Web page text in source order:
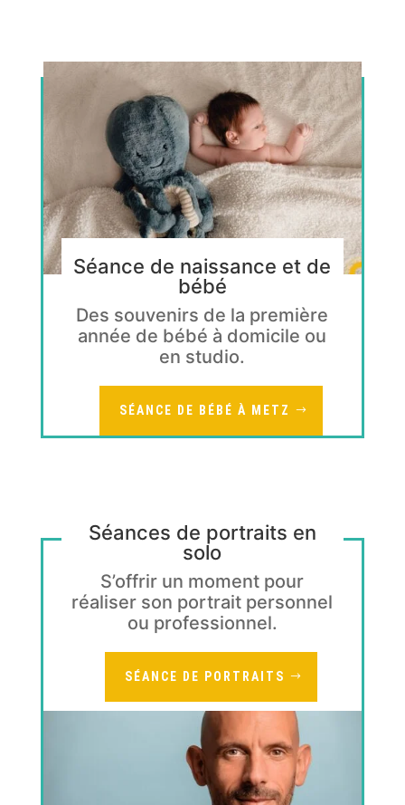
Séance de naissance et de
bébé
Des souvenirs de la première
année de bébé à domicile ou
en studio.
SÉANCE DE BÉBÉ À METZ
Séances de portraits en
solo
S’offrir un moment pour
réaliser son portrait personnel
ou professionnel.
SÉANCE DE PORTRAITS